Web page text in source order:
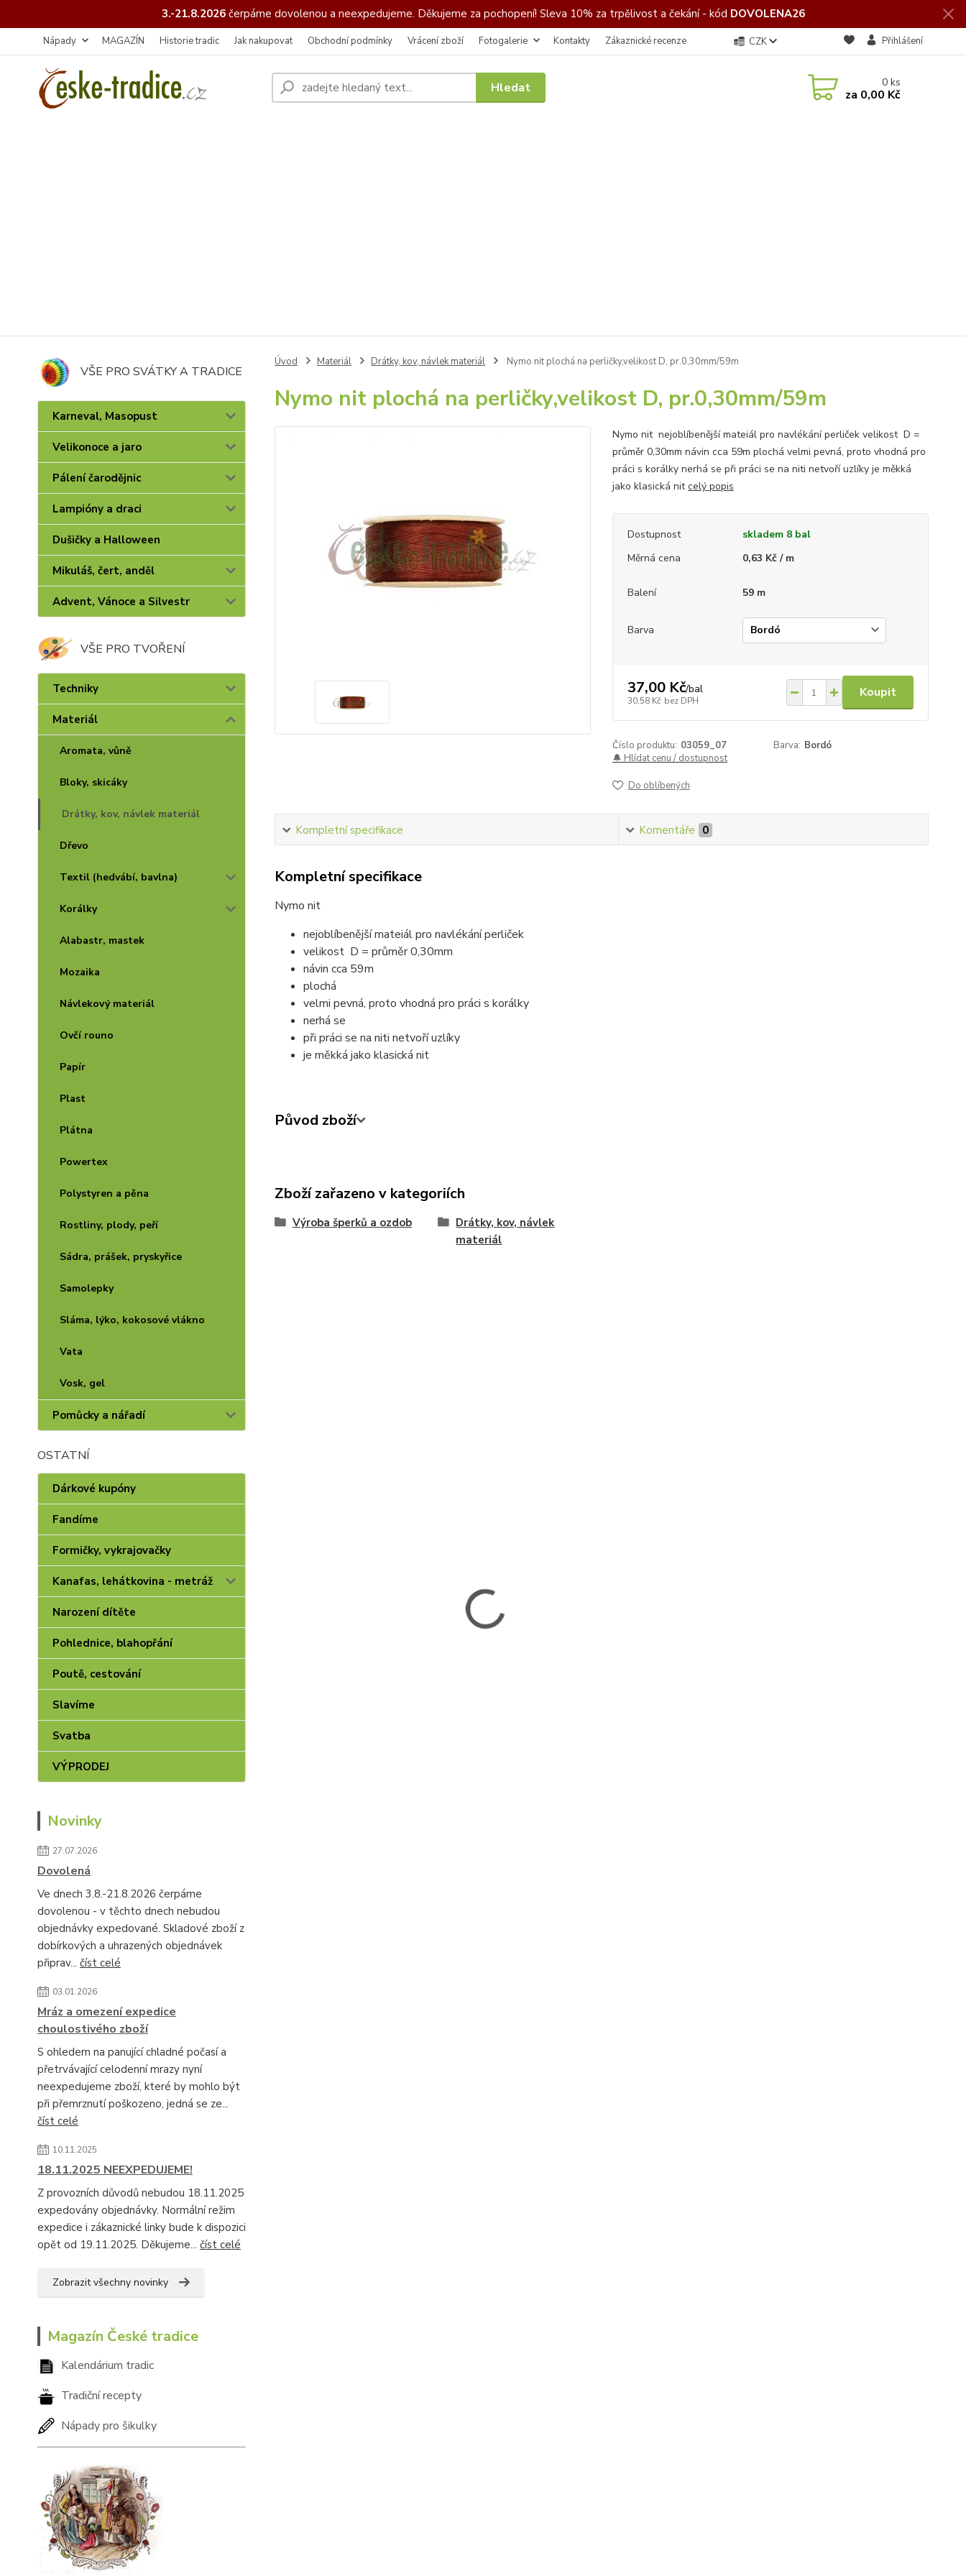
3.-21.8.2026čerpáme dovolenou a neexpedujeme. Děkujeme za pochopení! Sleva 10% za trpělivost a čekání - kód DOVOLENA26
Nápady MAGAZÍN Historie tradic Jak nakupovat Obchodní podmínky Vrácení zboží Fotogalerie Kontakty Zákaznické recenze CZK Přihlášení
Hledat 0ks
za 0,00 Kč
VŠE PRO SVÁTKY A TRADICE
Karneval, Masopust
Velikonoce a jaro
Pálení čarodějnic
Lampióny a draci
Dušičky a Halloween
Mikuláš, čert, anděl
Advent, Vánoce a Silvestr
VŠE PRO TVOŘENÍ
Techniky
Materiál
Aromata, vůně
Bloky, skicáky
Drátky, kov, návlek materiál
Dřevo
Textil (hedvábí, bavlna)
Korálky
Alabastr, mastek
Mozaika
Návlekový materiál
Ovčí rouno
Papír
Plast
Plátna
Powertex
Polystyren a pěna
Rostliny, plody, peří
Sádra, prášek, pryskyřice
Samolepky
Sláma, lýko, kokosové vlákno
Vata
Vosk, gel
Pomůcky a nářadí
OSTATNÍ
Dárkové kupóny
Fandíme
Formičky, vykrajovačky
Kanafas, lehátkovina - metráž
Narození dítěte
Pohlednice, blahopřání
Poutě, cestování
Slavíme
Svatba
VÝPRODEJ
Novinky
27.07.2026
Dovolená
Ve dnech 3.8.-21.8.2026 čerpáme
dovolenou - v těchto dnech nebudou
objednávky expedované. Skladové zboží z
dobírkových a uhrazených objednávek
připrav... číst celé
03.01.2026
Mráz a omezení expedice
choulostivého zboží
S ohledem na panující chladné počasí a
přetrvávající celodenní mrazy nyní
neexpedujeme zboží, které by mohlo být
při přemrznutí poškozeno, jedná se ze...
číst celé
10.11.2025
18.11.2025 NEEXPEDUJEME!
Z provozních důvodů nebudou 18.11.2025
expedovány objednávky. Normální režim
expedice i zákaznické linky bude k dispozici
opět od 19.11.2025. Děkujeme... číst celé
Zobrazit všechny novinky
Magazín České tradice
Kalendárium tradic
Tradiční recepty
Nápady pro šikulky
Úvod Materiál Drátky, kov, návlek materiál Nymo nit plochá na perličky,velikost D, pr.0,30mm/59m
Nymo nit plochá na perličky,velikost D, pr.0,30mm/59m
Nymo nit nejoblíbenější mateiál pro navlékání perliček velikost D =
průměr 0,30mm návin cca 59m plochá velmi pevná, proto vhodná pro
práci s korálky nerhá se při práci se na niti netvoří uzlíky je měkká
jako klasická nitcelý popis
Dostupnost
skladem 8 bal
Měrná cena
0,63 Kč / m
Balení 59 m
Barva
37,00 Kč/bal
30,58 Kč bez DPH
Koupit
Číslo produktu: 03059_07 Barva: Bordó
🔔 Hlídat cenu / dostupnost
Do oblíbených
Kompletní specifikace Komentáře 0
Kompletní specifikace
Nymo nit
nejoblíbenější mateiál pro navlékání perliček
velikost D = průměr 0,30mm
návin cca 59m
plochá
velmi pevná, proto vhodná pro práci s korálky
nerhá se
při práci se na niti netvoří uzlíky
je měkká jako klasická nit
Původ zboží
Zboží zařazeno v kategoriích
Výroba šperků a ozdob
Drátky, kov, návlek
materiál